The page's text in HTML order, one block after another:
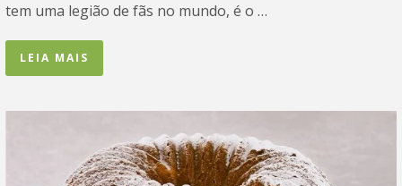
tem uma legião de fãs no mundo, é o …
LEIA MAIS